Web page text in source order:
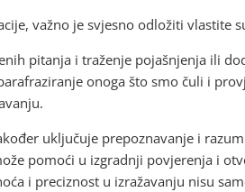
važno je svjesno odložiti vlastite
pitanja i traženje pojašnjenja ili
onoga što smo čuli i
uključuje prepoznavanje i
pomoći u izgradnji povjerenja i
i preciznost u izražavanju nisu